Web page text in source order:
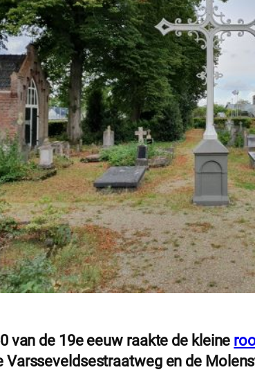
van de 19e eeuw raakte de kleine
Varsseveldsestraatweg en de